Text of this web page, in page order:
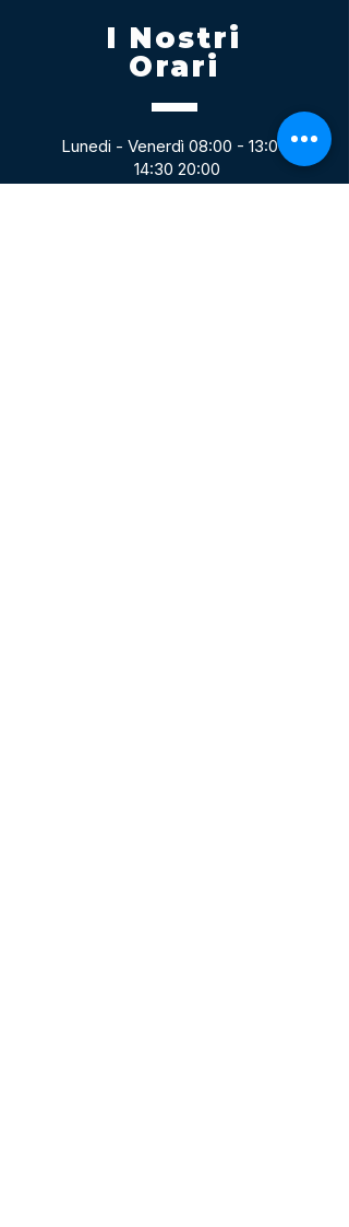
I Nostri
Orari
Lunedi - Venerdì 08:00 - 13:00
14:30 20:00